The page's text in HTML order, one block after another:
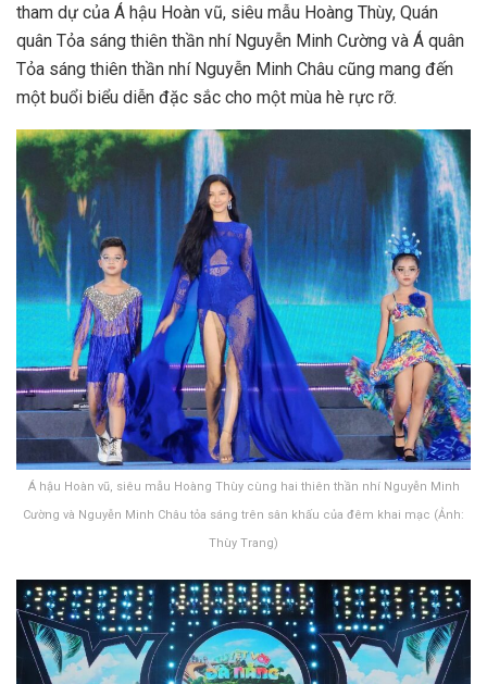
tham dự của Á hậu Hoàn vũ, siêu mẫu Hoàng Thùy, Quán
quân Tỏa sáng thiên thần nhí Nguyễn Minh Cường và Á quân
Tỏa sáng thiên thần nhí Nguyễn Minh Châu cũng mang đến
một buổi biểu diễn đặc sắc cho một mùa hè rực rỡ.
Á hậu Hoàn vũ, siêu mẫu Hoàng Thùy cùng hai thiên thần nhí Nguyễn Minh
Cường và Nguyễn Minh Châu tỏa sáng trên sân khấu của đêm khai mạc (Ảnh:
Thùy Trang)